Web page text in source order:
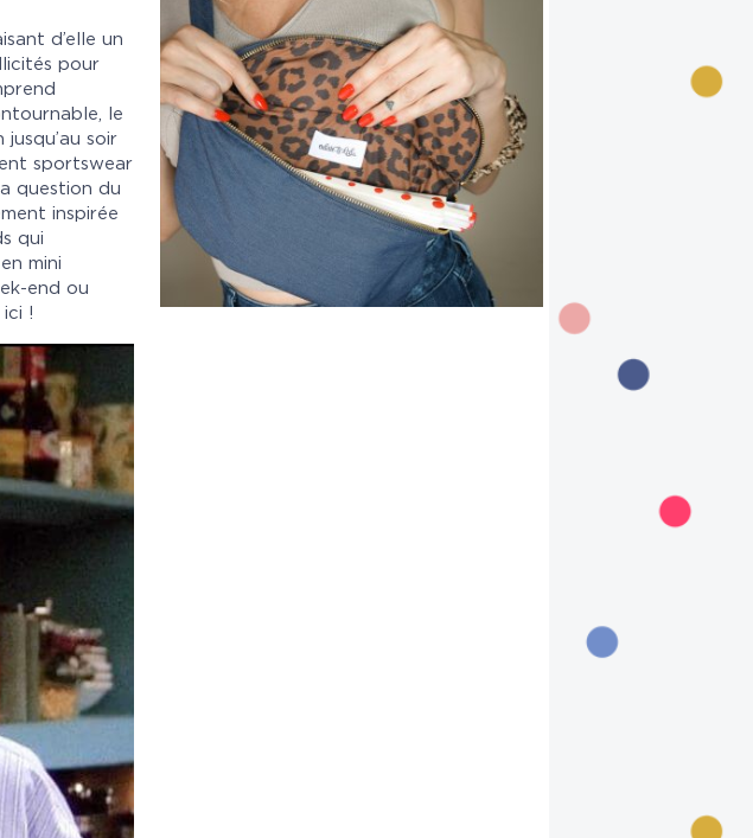
d’elle un
pour
le
soir
sportswear
question du
inspirée
qui
mini
end ou
ici !